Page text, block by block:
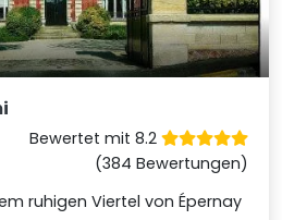
Bewertet mit 8.2
(384 Bewertungen)
ruhigen Viertel von Épernay